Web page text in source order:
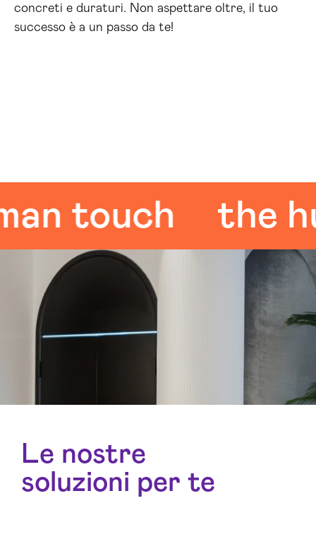
concreti e duraturi. Non aspettare oltre, il tuo
successo è a un passo da te!
the
Le nostre
soluzioni per te